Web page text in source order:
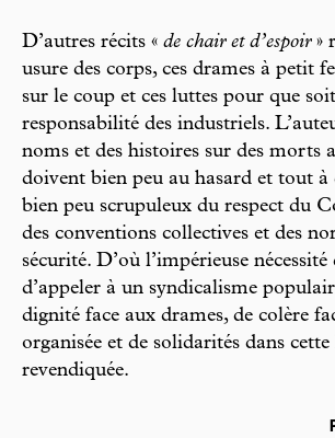
D’autres récits « de chair et d’espoir»
usure des corps, ces drames à petit
sur le coup et ces luttes pour que
responsabilité des industriels.
noms et des histoires sur des morts
doivent bien peu au hasard et tout à
bien peu scrupuleux du respect du
des conventions collectives et des
sécurité. D’où l’impérieuse nécessité
d’appeler à un syndicalisme
dignité face aux drames, de colère
organisée et de solidarités dans cette
revendiquée.